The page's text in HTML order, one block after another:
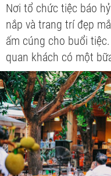
Nơi tổ chức tiệc báo
nắp và trang trí đẹp
ấm cúng cho buổi
quan khách có một